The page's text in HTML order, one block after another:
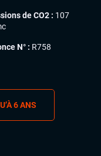
de CO2 : 107
N° : R758
6 ANS